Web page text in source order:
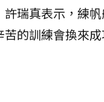
許瑞真表示，練
的訓練會換來